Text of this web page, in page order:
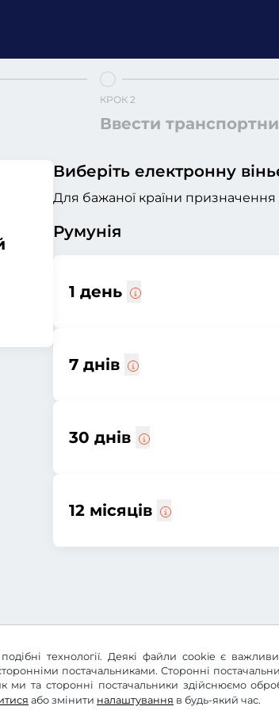
технології. Деякі файли cookie є
постачальниками. Сторонні
ми та сторонні постачальники здійснюємо
або змінити налаштування в будь-який час.
КРОК 2
Ввести
Виберіть електронну
Для бажаної країни призначення
Румунія
1 день
7 днів
30 днів
12 місяців